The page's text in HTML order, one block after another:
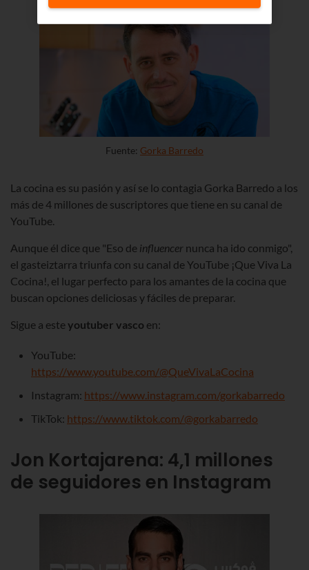
Fuente: Gorka Barredo
La cocina es su pasión y así se lo contagia Gorka Barredo a los
más de 4 millones de suscriptores que tiene en su canal de
YouTube.
Aunque él dice que "Eso de influencer nunca ha ido conmigo",
el gasteiztarra triunfa con su canal de YouTube ¡Que Viva La
Cocina!, el lugar perfecto para los amantes de la cocina que
buscan opciones deliciosas y fáciles de preparar.
Sigue a esteyoutuber vasco en:
YouTube:
https://www.youtube.com/@QueVivaLaCocina
Instagram: https://www.instagram.com/gorkabarredo
TikTok: https://www.tiktok.com/@gorkabarredo
Jon Kortajarena: 4,1 millones
de seguidores en Instagram